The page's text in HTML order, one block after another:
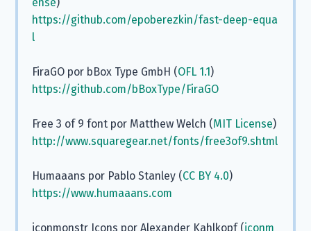
https://github.com/epoberezkin/fast-deep-equa
l
FiraGO por bBox Type GmbH (OFL 1.1)
https://github.com/bBoxType/FiraGO
Free 3 of 9 font por Matthew Welch (MIT License)
http://www.squaregear.net/fonts/free3of9.shtml
Humaaans por Pablo Stanley (CC BY 4.0)
https://www.humaaans.com
iconmonstr Icons por Alexander Kahlkopf (iconm